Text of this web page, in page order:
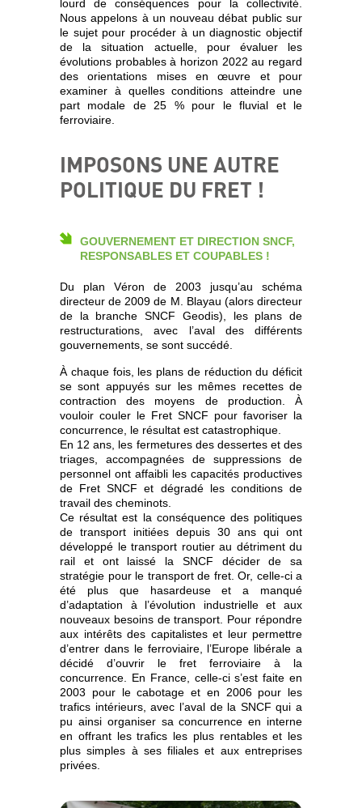
lourd de conséquences pour la collectivité.
Nous appelons à un nouveau débat public sur
le sujet pour procéder à un diagnostic objectif
de la situation actuelle, pour évaluer les
évolutions probables à horizon 2022 au regard
des orientations mises en œuvre et pour
examiner à quelles conditions atteindre une
part modale de 25 % pour le fluvial et le
ferroviaire.
IMPOSONS UNE AUTRE
POLITIQUE DU FRET !
GOUVERNEMENT ET DIRECTION SNCF,
RESPONSABLES ET COUPABLES !
Du plan Véron de 2003 jusqu’au schéma
directeur de 2009 de M. Blayau (alors directeur
de la branche SNCF Geodis), les plans de
restructurations, avec l’aval des différents
gouvernements, se sont succédé.
À chaque fois, les plans de réduction du déficit
se sont appuyés sur les mêmes recettes de
contraction des moyens de production. À
vouloir couler le Fret SNCF pour favoriser la
concurrence, le résultat est catastrophique.
En 12 ans, les fermetures des dessertes et des
triages, accompagnées de suppressions de
personnel ont affaibli les capacités productives
de Fret SNCF et dégradé les conditions de
travail des cheminots.
Ce résultat est la conséquence des politiques
de transport initiées depuis 30 ans qui ont
développé le transport routier au détriment du
rail et ont laissé la SNCF décider de sa
stratégie pour le transport de fret. Or, celle-ci a
été plus que hasardeuse et a manqué
d’adaptation à l’évolution industrielle et aux
nouveaux besoins de transport. Pour répondre
aux intérêts des capitalistes et leur permettre
d’entrer dans le ferroviaire, l’Europe libérale a
décidé d’ouvrir le fret ferroviaire à la
concurrence. En France, celle-ci s’est faite en
2003 pour le cabotage et en 2006 pour les
trafics intérieurs, avec l’aval de la SNCF qui a
pu ainsi organiser sa concurrence en interne
en offrant les trafics les plus rentables et les
plus simples à ses filiales et aux entreprises
privées.